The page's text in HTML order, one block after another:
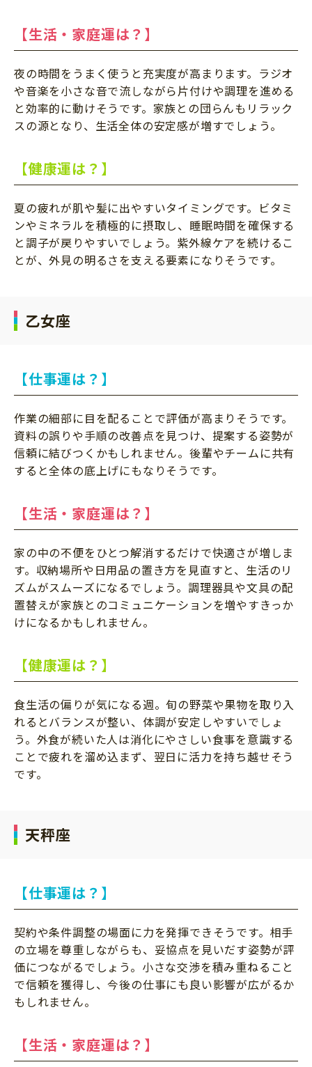
【生活・家庭運は？】
夜の時間をうまく使うと充実度が高まります。ラジオ
や音楽を小さな音で流しながら片付けや調理を進める
と効率的に動けそうです。家族との団らんもリラック
スの源となり、生活全体の安定感が増すでしょう。
【健康運は？】
夏の疲れが肌や髪に出やすいタイミングです。ビタミ
ンやミネラルを積極的に摂取し、睡眠時間を確保する
と調子が戻りやすいでしょう。紫外線ケアを続けるこ
とが、外見の明るさを支える要素になりそうです。
乙女座
【仕事運は？】
作業の細部に目を配ることで評価が高まりそうです。
資料の誤りや手順の改善点を見つけ、提案する姿勢が
信頼に結びつくかもしれません。後輩やチームに共有
すると全体の底上げにもなりそうです。
【生活・家庭運は？】
家の中の不便をひとつ解消するだけで快適さが増しま
す。収納場所や日用品の置き方を見直すと、生活のリ
ズムがスムーズになるでしょう。調理器具や文具の配
置替えが家族とのコミュニケーションを増やすきっか
けになるかもしれません。
【健康運は？】
食生活の偏りが気になる週。旬の野菜や果物を取り入
れるとバランスが整い、体調が安定しやすいでしょ
う。外食が続いた人は消化にやさしい食事を意識する
ことで疲れを溜め込まず、翌日に活力を持ち越せそう
です。
天秤座
【仕事運は？】
契約や条件調整の場面に力を発揮できそうです。相手
の立場を尊重しながらも、妥協点を見いだす姿勢が評
価につながるでしょう。小さな交渉を積み重ねること
で信頼を獲得し、今後の仕事にも良い影響が広がるか
もしれません。
【生活・家庭運は？】